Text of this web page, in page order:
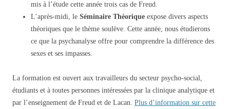
mis à l’étude cette année trois cas de Freud.
L’après-midi, le Séminaire Théorique expose divers aspects
théoriques que le thème soulève. Cette année, nous étudierons
ce que la psychanalyse offre pour comprendre la différence des
sexes et ses impasses.
La formation est ouvert aux travailleurs du secteur psycho-social,
étudiants et à toutes personnes intéressées par la clinique analytique et
par l’enseignement de Freud et de Lacan. Plus d’information sur cette